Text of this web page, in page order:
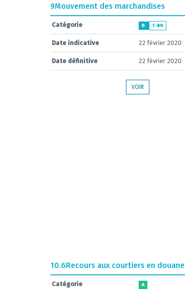
9Mouvement des marchandises
Catégorie B C B
Date indicative 22 février 2020
Date définitive 22 février 2020
VOIR
10.6Recours aux courtiers en douane
Catégorie A